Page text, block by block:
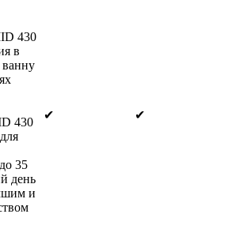
430
в
430
35
день
и
✔ ✔